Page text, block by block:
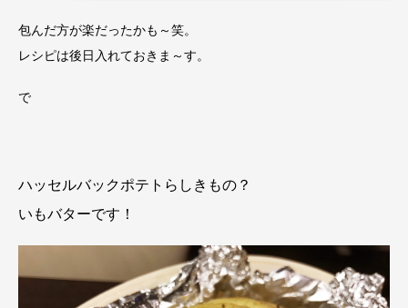
包んだ方が楽だったかも～笑。
レシピは後日入れておきま～す。
で
ハッセルバックポテトらしきもの？
いもバターです！